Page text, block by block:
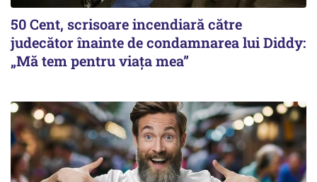
50 Cent, scrisoare incendiară către
judecător înainte de condamnarea lui Diddy:
„Mă tem pentru viața mea”